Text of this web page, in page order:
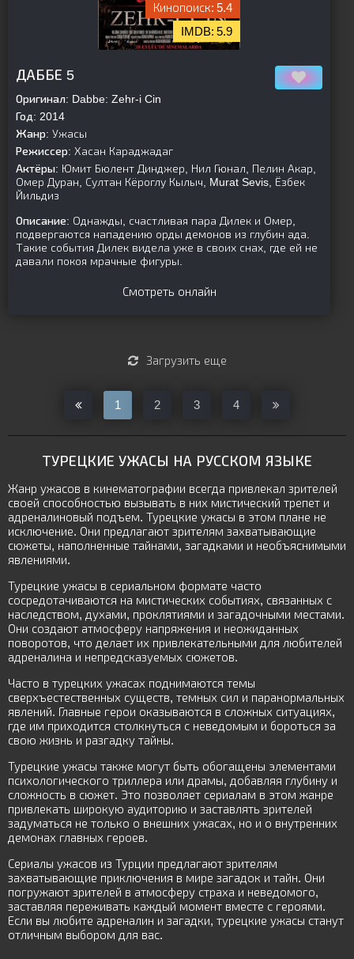
ТУРЕЦКИЕ УЖАСЫ НА РУССКОМ ЯЗЫКЕ
Жанр ужасов в кинематографии всегда привлекал зрителей
своей способностью вызывать в них мистический трепет и
адреналиновый подъем. Турецкие ужасы в этом плане не
исключение. Они предлагают зрителям захватывающие
сюжеты, наполненные тайнами, загадками и необъяснимыми
явлениями.
Турецкие ужасы в сериальном формате часто
сосредотачиваются на мистических событиях, связанных с
наследством, духами, проклятиями и загадочными местами.
Они создают атмосферу напряжения и неожиданных
поворотов, что делает их привлекательными для любителей
адреналина и непредсказуемых сюжетов.
Часто в турецких ужасах поднимаются темы
сверхъестественных существ, темных сил и паранормальных
явлений. Главные герои оказываются в сложных ситуациях,
где им приходится столкнуться с неведомым и бороться за
свою жизнь и разгадку тайны.
Турецкие ужасы также могут быть обогащены элементами
психологического триллера или драмы, добавляя глубину и
сложность в сюжет. Это позволяет сериалам в этом жанре
привлекать широкую аудиторию и заставлять зрителей
задуматься не только о внешних ужасах, но и о внутренних
демонах главных героев.
Сериалы ужасов из Турции предлагают зрителям
захватывающие приключения в мире загадок и тайн. Они
погружают зрителей в атмосферу страха и неведомого,
заставляя переживать каждый момент вместе с героями.
Если вы любите адреналин и загадки, турецкие ужасы станут
отличным выбором для вас.
5.4
5.9
ДАББЕ 5
Оригинал: Dabbe: Zehr-i Cin
Год: 2014
Жанр: Ужасы
Режиссер: Хасан Караджадаг
Актёры: Юмит Бюлент Динджер, Нил Гюнал, Пелин Акар,
Омер Дуран, Султан Кёроглу Кылыч, Murat Sevis, Ёзбек
Йильдиз
Описание: Однажды, счастливая пара Дилек и Омер,
подвергаются нападению орды демонов из глубин ада.
Такие события Дилек видела уже в своих снах, где ей не
давали покоя мрачные фигуры.
Смотреть онлайн
Загрузить еще
1 2 3 4